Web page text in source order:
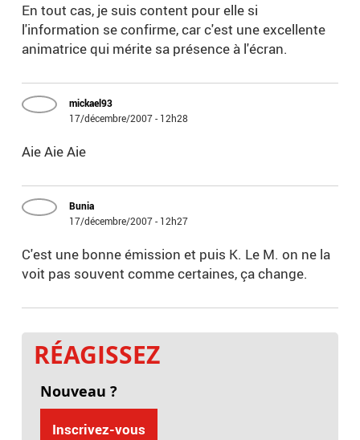
En tout cas, je suis content pour elle si
l'information se confirme, car c'est une excellente
animatrice qui mérite sa présence à l'écran.
mickael93
17/décembre/2007 - 12h28
Aie Aie Aie
Bunia
17/décembre/2007 - 12h27
C'est une bonne émission et puis K. Le M. on ne la
voit pas souvent comme certaines, ça change.
RÉAGISSEZ
Nouveau ?
Inscrivez-vous